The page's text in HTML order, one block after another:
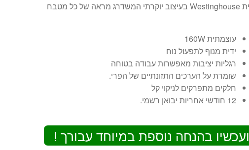
מבית Westinghouse בעיצוב יוקרתי המשדרג מראה של כל מטבח
עוצמתית 160W
ידית מנוף לתפעול נוח
רגליות יציבות מאפשרות עבודה בטוחה
שומרת על הערכים התזונתיים של הפרי.
חלקים מתפרקים לניקוי קל
12 חודשי אחריות יבואן רשמי.
ועכשיו בהנחה נוספת במיוחד עבורך !